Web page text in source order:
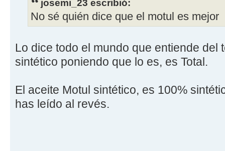
josemi_23 escribió:
No sé quién dice que el motul es mejor
Lo dice todo el mundo que entiende del
sintético poniendo que lo es, es Total.
El aceite Motul sintético, es 100%
has leído al revés.